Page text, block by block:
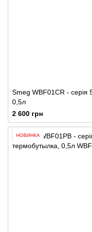
Smeg WBF01CR - серія
0,5л
2 600 грн
НОВИНКА